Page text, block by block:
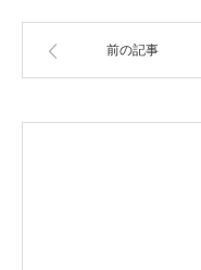
前の記事